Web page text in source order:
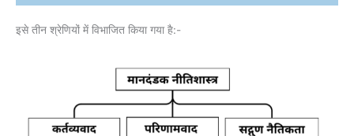
इसे तीन श्रेणियों में विभाजित किया गया है:-